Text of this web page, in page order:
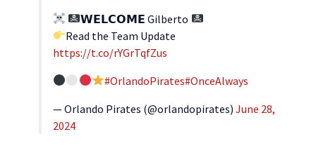
𝗪𝗘𝗟𝗖𝗢𝗠𝗘 Gilberto
Read the Team Update
https://t.co/rYGrTqfZus
#OrlandoPirates#OnceAlways
— Orlando Pirates (@orlandopirates) June 28,
2024